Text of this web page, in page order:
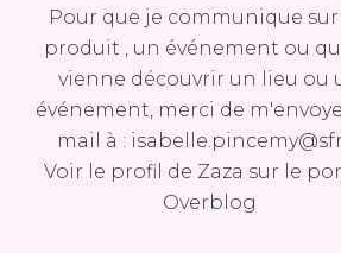
Pour que je communique
produit , un événement ou
vienne découvrir un lieu ou
événement, merci de
mail à :
Voir le profil de Zaza sur le
Overblog